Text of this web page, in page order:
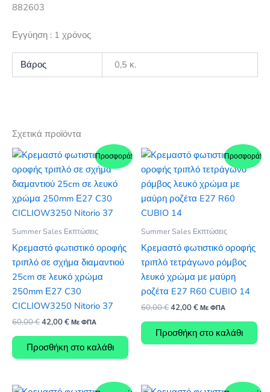
882603
Εγγύηση : 1 χρόνος
Βάρος 0,5 κ.
Σχετικά προϊόντα
Προσφορά!
Summer Sales Εκπτώσεις
Κρεμαστό φωτιστικό οροφής
τριπλό σε σχήμα διαμαντιού
25cm σε λευκό χρώμα
250mm Ε27 C30
CICLIOW3250 Nitorio 37
60,00€Original
was:
60,00 €.
42,00€Η
είναι:
42,00 €.
Με ΦΠΑ
Προσθήκη στο καλάθι
Προσφορά!
Summer Sales Εκπτώσεις
Κρεμαστό φωτιστικό οροφής
τριπλό τετράγωνο ρόμβος
λευκό χρώμα με μαύρη
ροζέτα E27 R60 CUBIO 14
60,00€Original
was:
60,00 €.
42,00€Η
είναι:
42,00 €.
Με ΦΠΑ
Προσθήκη στο καλάθι